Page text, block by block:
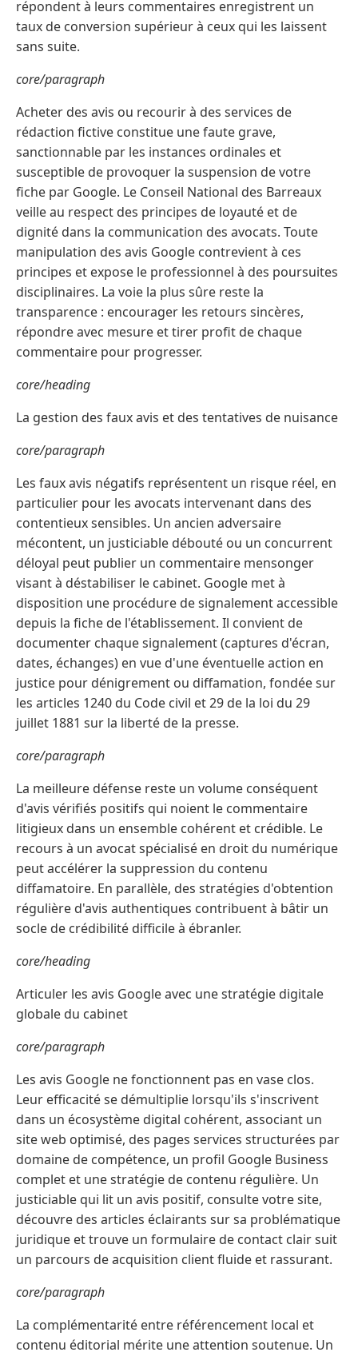
répondent à leurs commentaires enregistrent un
taux de conversion supérieur à ceux qui les laissent
sans suite.
core/paragraph
Acheter des avis ou recourir à des services de
rédaction fictive constitue une faute grave,
sanctionnable par les instances ordinales et
susceptible de provoquer la suspension de votre
fiche par Google. Le Conseil National des Barreaux
veille au respect des principes de loyauté et de
dignité dans la communication des avocats. Toute
manipulation des avis Google contrevient à ces
principes et expose le professionnel à des poursuites
disciplinaires. La voie la plus sûre reste la
transparence : encourager les retours sincères,
répondre avec mesure et tirer profit de chaque
commentaire pour progresser.
core/heading
La gestion des faux avis et des tentatives de nuisance
core/paragraph
Les faux avis négatifs représentent un risque réel, en
particulier pour les avocats intervenant dans des
contentieux sensibles. Un ancien adversaire
mécontent, un justiciable débouté ou un concurrent
déloyal peut publier un commentaire mensonger
visant à déstabiliser le cabinet. Google met à
disposition une procédure de signalement accessible
depuis la fiche de l'établissement. Il convient de
documenter chaque signalement (captures d'écran,
dates, échanges) en vue d'une éventuelle action en
justice pour dénigrement ou diffamation, fondée sur
les articles 1240 du Code civil et 29 de la loi du 29
juillet 1881 sur la liberté de la presse.
core/paragraph
La meilleure défense reste un volume conséquent
d'avis vérifiés positifs qui noient le commentaire
litigieux dans un ensemble cohérent et crédible. Le
recours à un avocat spécialisé en droit du numérique
peut accélérer la suppression du contenu
diffamatoire. En parallèle, des stratégies d'obtention
régulière d'avis authentiques contribuent à bâtir un
socle de crédibilité difficile à ébranler.
core/heading
Articuler les avis Google avec une stratégie digitale
globale du cabinet
core/paragraph
Les avis Google ne fonctionnent pas en vase clos.
Leur efficacité se démultiplie lorsqu'ils s'inscrivent
dans un écosystème digital cohérent, associant un
site web optimisé, des pages services structurées par
domaine de compétence, un profil Google Business
complet et une stratégie de contenu régulière. Un
justiciable qui lit un avis positif, consulte votre site,
découvre des articles éclairants sur sa problématique
juridique et trouve un formulaire de contact clair suit
un parcours de acquisition client fluide et rassurant.
core/paragraph
La complémentarité entre référencement local et
contenu éditorial mérite une attention soutenue. Un